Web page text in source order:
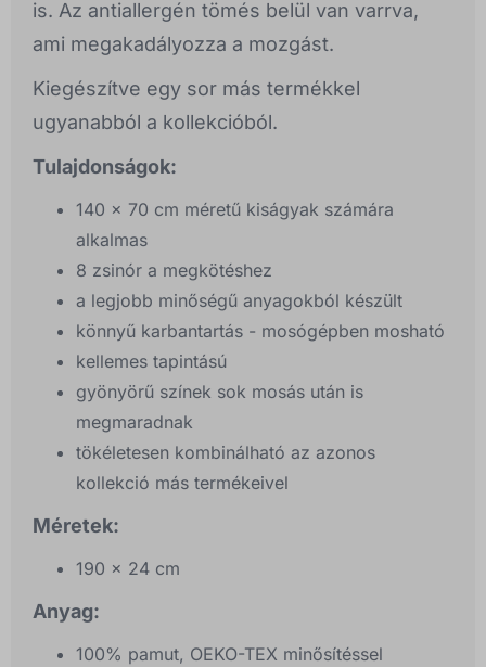
is. Az antiallergén tömés belül van varrva,
ami megakadályozza a mozgást.
Kiegészítve egy sor más termékkel
ugyanabból a kollekcióból.
Tulajdonságok:
140 x 70 cm méretű kiságyak számára
alkalmas
8 zsinór a megkötéshez
a legjobb minőségű anyagokból készült
könnyű karbantartás - mosógépben mosható
kellemes tapintású
gyönyörű színek sok mosás után is
megmaradnak
tökéletesen kombinálható az azonos
kollekció más termékeivel
Méretek:
190 x 24 cm
Anyag:
100% pamut, OEKO-TEX minősítéssel